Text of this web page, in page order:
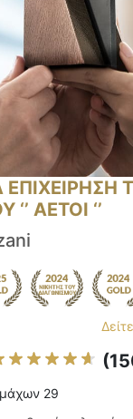
ΕΠΙΧΕΙΡΗΣΗ
ΑΕΤΟΙ ‘’
29